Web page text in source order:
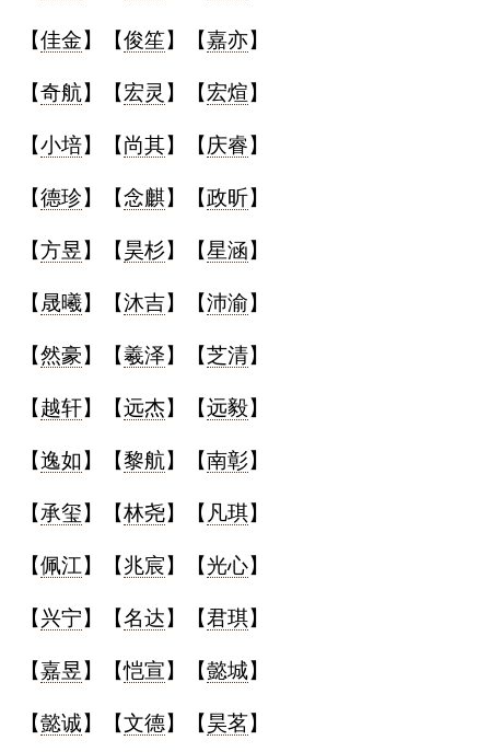
【佳金】【俊笙】【嘉亦】
【奇航】【宏灵 】【宏煊】
【小培】【尚其】【庆睿】
【德珍】【念麒】【政昕】
【方昱】【昊杉】【星涵】
【 晟曦】【沐吉】【沛渝】
【然豪】【羲泽】【芝清】
【越轩】【远杰】【远毅】
【逸如 】【黎航】【南彰】
【承玺】【林尧】【 凡琪】
【佩江】【兆宸】【光心】
【兴宁】【名达】【君琪】
【嘉昱】【恺宣】【懿城】
【懿诚】【文德】【昊茗】